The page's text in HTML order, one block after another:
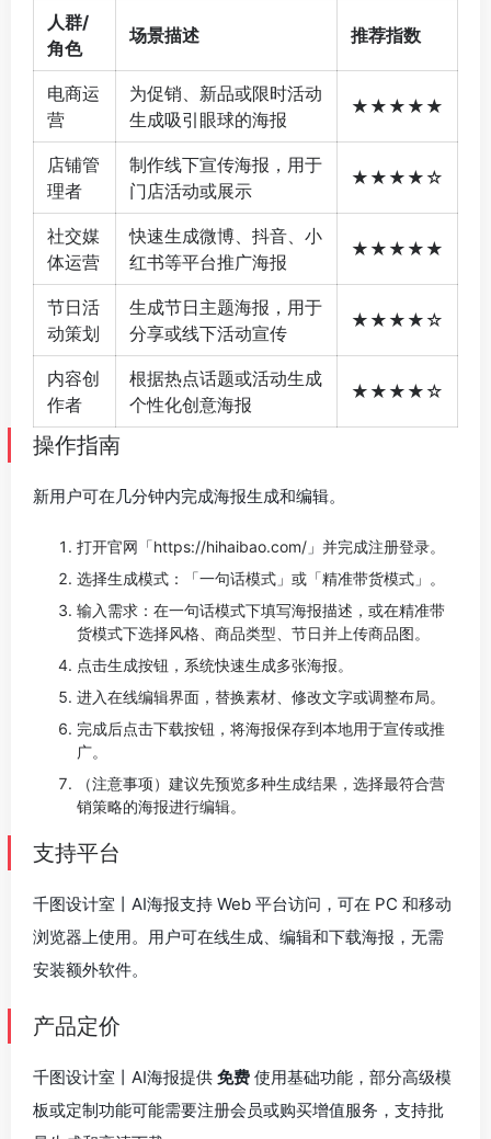
人群/
角色
场景描述 推荐指数
电商运
营
为促销、新品或限时活动
生成吸引眼球的海报
★★★★★
店铺管
理者
制作线下宣传海报，用于
门店活动或展示
★★★★☆
社交媒
体运营
快速生成微博、抖音、小
红书等平台推广海报
★★★★★
节日活
动策划
生成节日主题海报，用于
分享或线下活动宣传
★★★★☆
内容创
作者
根据热点话题或活动生成
个性化创意海报
★★★★☆
操作指南
新用户可在几分钟内完成海报生成和编辑。
打开官网「https://hihaibao.com/」并完成注册登录。
选择生成模式：「一句话模式」或「精准带货模式」。
输入需求：在一句话模式下填写海报描述，或在精准带
货模式下选择风格、商品类型、节日并上传商品图。
点击生成按钮，系统快速生成多张海报。
进入在线编辑界面，替换素材、修改文字或调整布局。
完成后点击下载按钮，将海报保存到本地用于宣传或推
广。
（注意事项）建议先预览多种生成结果，选择最符合营
销策略的海报进行编辑。
支持平台
千图设计室丨AI海报支持 Web 平台访问，可在 PC 和移动
浏览器上使用。用户可在线生成、编辑和下载海报，无需
安装额外软件。
产品定价
千图设计室丨AI海报提供 免费 使用基础功能，部分高级模
板或定制功能可能需要注册会员或购买增值服务，支持批